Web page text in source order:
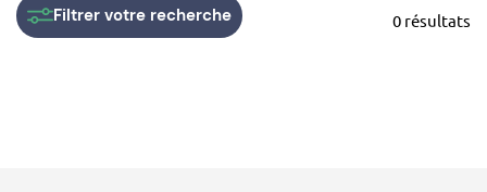
0 résultats
Filtrer votre recherche